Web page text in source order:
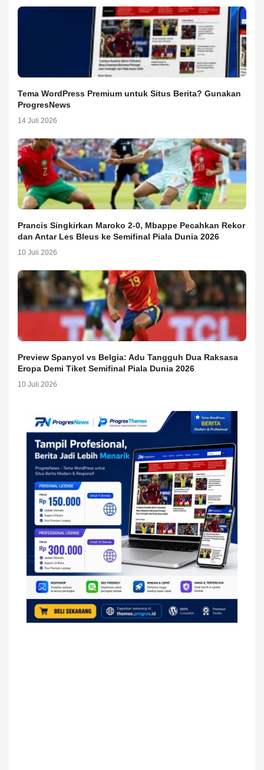
Tema WordPress Premium untuk Situs Berita? Gunakan
ProgresNews
14 Juli 2026
Prancis Singkirkan Maroko 2-0, Mbappe Pecahkan Rekor
dan Antar Les Bleus ke Semifinal Piala Dunia 2026
10 Juli 2026
Preview Spanyol vs Belgia: Adu Tangguh Dua Raksasa
Eropa Demi Tiket Semifinal Piala Dunia 2026
10 Juli 2026